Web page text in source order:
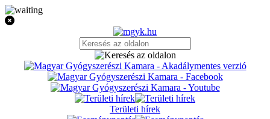
Területi hírek